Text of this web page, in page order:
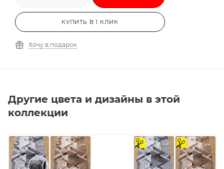
КУПИТЬ В 1 КЛИК
Хочу в подарок
Другие цвета и дизайны в этой
коллекции
на
отрез
на
отрез